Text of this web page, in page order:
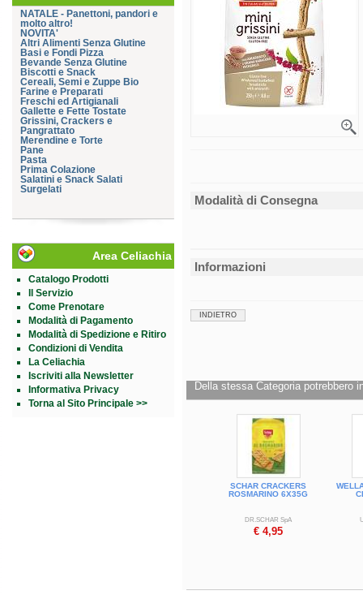
NATALE - Panettoni, pandori e
molto altro!
NOVITA'
Altri Alimenti Senza Glutine
Basi e Fondi Pizza
Bevande Senza Glutine
Biscotti e Snack
Cereali, Semi e Zuppe Bio
Farine e Preparati
Freschi ed Artigianali
Gallette e Fette Tostate
Grissini, Crackers e
Pangrattato
Merendine e Torte
Pane
Pasta
Prima Colazione
Salatini e Snack Salati
Surgelati
Area Celiachia
Catalogo Prodotti
Il Servizio
Come Prenotare
Modalità di Pagamento
Modalità di Spedizione e Ritiro
Condizioni di Vendita
La Celiachia
Iscriviti alla Newsletter
Informativa Privacy
Torna al Sito Principale >>
Modalità di Consegna
Informazioni
INDIETRO
Della stessa Categoria potrebbero
SCHAR CRACKERS
ROSMARINO 6X35G
DR.SCHAR SpA
€ 4,95